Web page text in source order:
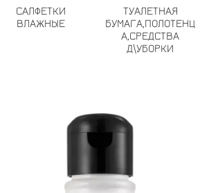
САЛФЕТКИ
ВЛАЖНЫЕ
ТУАЛЕТНАЯ
БУМАГА,ПОЛОТЕНЦ
А,СРЕДСТВА
Д\УБОРКИ